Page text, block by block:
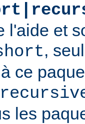
l'aide et
,
ce
les